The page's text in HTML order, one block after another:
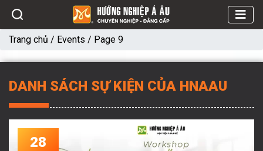
Trang chủ / Events / Page 9
DANH SÁCH SỰ KIỆN CỦA HNAAU
28